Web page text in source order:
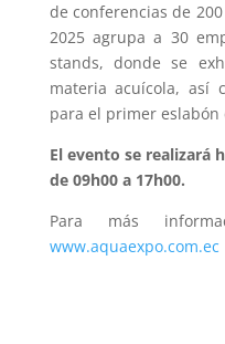
de conferencias de 200
2025 agrupa a 30
stands, donde se
materia acuícola, así
para el primer eslabón
El evento se realizará
de 09h00 a 17h00.
Para más
www.aquaexpo.com.ec